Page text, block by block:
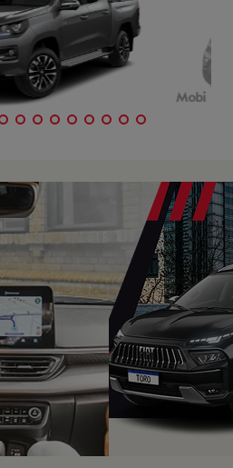
Mobi